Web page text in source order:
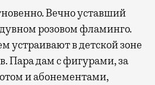
Вечно уставший
розовом фламинго.
устраивают в детской зоне
Пара дам с фигурами, за
и абонементами,